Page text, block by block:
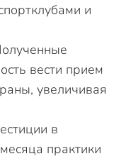
и
вести прием
увеличивая
в
практики